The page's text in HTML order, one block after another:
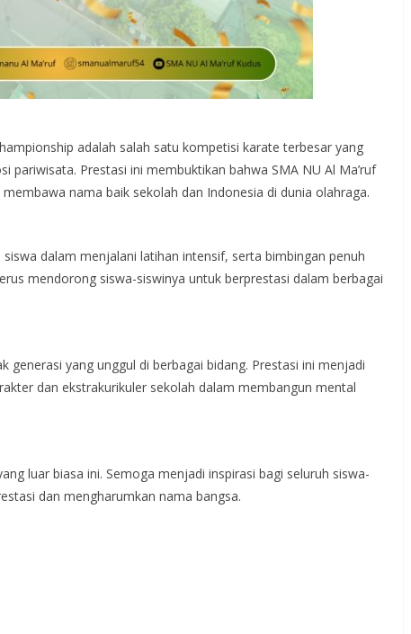
adalah salah satu kompetisi karate terbesar yang
pariwisata. Prestasi ini membuktikan bahwa SMA NU Al Ma’ruf
nama baik sekolah dan Indonesia di dunia olahraga.
dalam menjalani latihan intensif, serta bimbingan penuh
mendorong siswa-siswinya untuk berprestasi dalam berbagai
generasi yang unggul di berbagai bidang. Prestasi ini menjadi
dan ekstrakurikuler sekolah dalam membangun mental
luar biasa ini. Semoga menjadi inspirasi bagi seluruh siswa-
dan mengharumkan nama bangsa.